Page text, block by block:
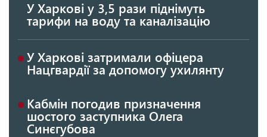
У Харкові у 3,5 рази піднімуть
тарифи на воду та каналізацію
У Харкові затримали офіцера
Нацгвардії за допомогу ухилянту
Кабмін погодив призначення
шостого заступника Олега
Синєгубова